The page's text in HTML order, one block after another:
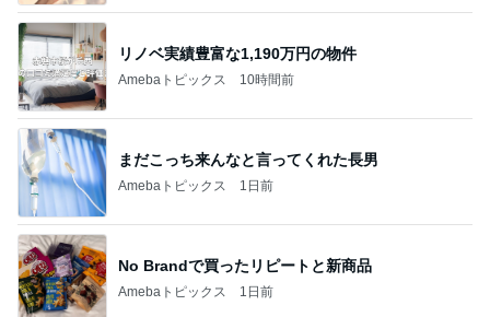
リノベ実績豊富な1,190万円の物件
Amebaトピックス 10時間前
まだこっち来んなと言ってくれた長男
Amebaトピックス 1日前
No Brandで買ったリピートと新商品
Amebaトピックス 1日前